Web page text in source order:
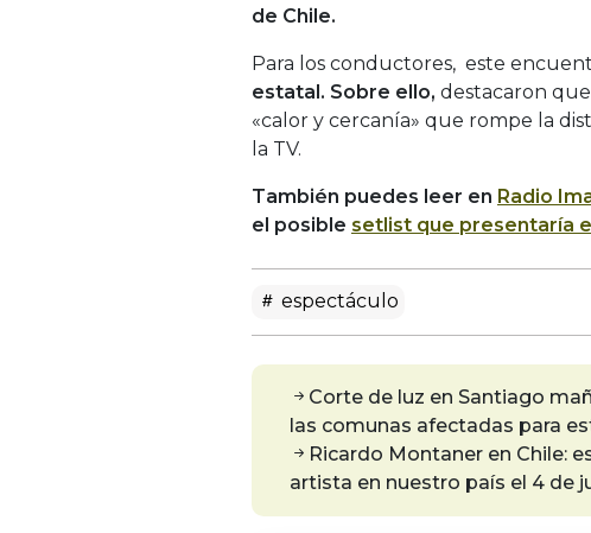
de Chile.
Para los conductores, este
estatal. Sobre ello, destacaron
«calor y cercanía» que rompe la
la TV.
También puedes leer en Radio
el posible setlist que presentaría
espectáculo
Corte de luz en Santiago
las comunas afectadas para
Ricardo Montaner en Chile:
artista en nuestro país el 4 de